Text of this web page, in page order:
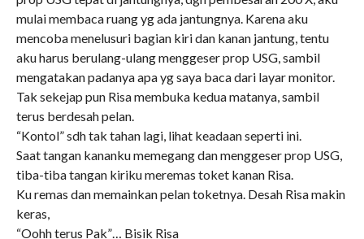
mulai membaca ruang yg ada jantungnya. Karena aku
mencoba menelusuri bagian kiri dan kanan jantung, tentu
aku harus berulang-ulang menggeser prop USG, sambil
mengatakan padanya apa yg saya baca dari layar monitor.
Tak sekejap pun Risa membuka kedua matanya, sambil
terus berdesah pelan.
“Kontol” sdh tak tahan lagi, lihat keadaan seperti ini.
Saat tangan kananku memegang dan menggeser prop USG,
tiba-tiba tangan kiriku meremas toket kanan Risa.
Ku remas dan memainkan pelan toketnya. Desah Risa makin
keras,
“Oohh terus Pak”… Bisik Risa